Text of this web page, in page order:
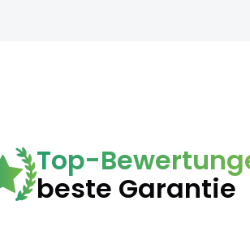
Top-
beste Garantie